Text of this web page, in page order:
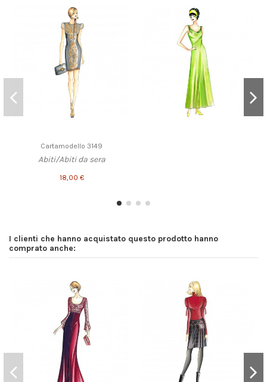
Cartamodello 3149
Abiti/Abiti da sera
18,00 €
I clienti che hanno acquistato questo prodotto hanno
comprato anche: